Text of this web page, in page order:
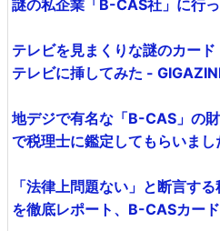
謎の私企業「B-CAS社」に行
テレビを見まくりな謎のカー
テレビに挿してみた -
地デジで有名な「B-CAS」の
で税理士に鑑定してもらいま
「法律上問題ない」と断言す
を徹底レポート、B-CASカー